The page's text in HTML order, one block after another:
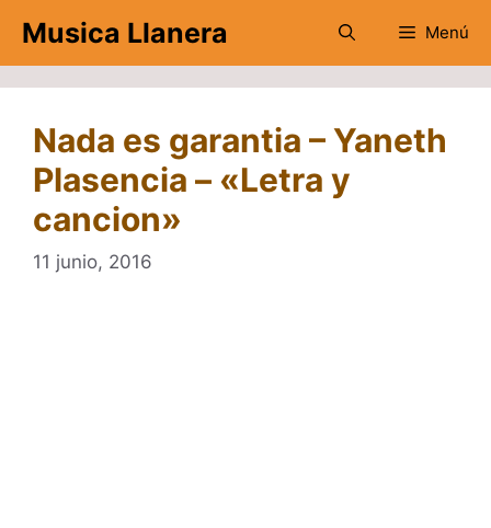
contenido
Musica Llanera Menú
Nada es garantia – Yaneth
Plasencia – «Letra y
cancion»
11 junio, 2016